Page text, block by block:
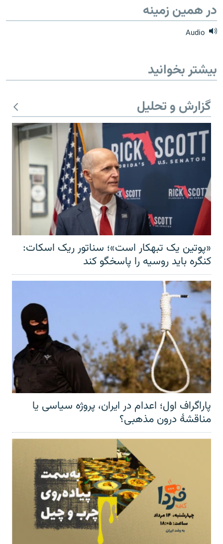
زبان‌های دیگر
در همین زمینه
بیشتر بخوانید
گزارش و تحلیل
«پوتین یک تبهکار است»؛ سناتور ریک اسکات:
کنگره باید روسیه را پاسخگو کند
پاراگراف اول؛ اعدام در ایران، پروژه سیاسی یا
مناقشهٔ درون مذهبی؟